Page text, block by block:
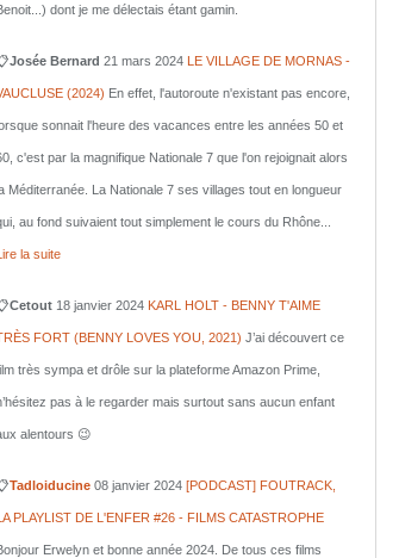
dont je me délectais étant gamin.
Josée Bernard 21 mars 2024 LE VILLAGE DE MORNAS -
(2024) En effet, l'autoroute n'existant pas encore,
sonnait l'heure des vacances entre les années 50 et
c'est par la magnifique Nationale 7 que l'on rejoignait alors
Méditerranée. La Nationale 7 ses villages tout en longueur
au fond suivaient tout simplement le cours du Rhône...
la suite
Cetout 18 janvier 2024 KARL HOLT - BENNY T'AIME
FORT (BENNY LOVES YOU, 2021) J’ai découvert ce
très sympa et drôle sur la plateforme Amazon Prime,
pas à le regarder mais surtout sans aucun enfant
alentours 😉
Tadloiducine 08 janvier 2024 [PODCAST] FOUTRACK,
PLAYLIST DE L'ENFER #26 - FILMS CATASTROPHE
Erwelyn et bonne année 2024. De tous ces films